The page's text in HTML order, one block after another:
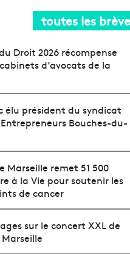
toutes les
Droit 2026 récompense
d’avocats de la
élu président du syndicat
Bouches-du-
Marseille remet 51 500
à la Vie pour soutenir les
de cancer
sur le concert XXL de